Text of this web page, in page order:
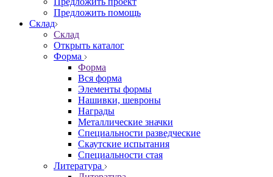
Предложить помощь
Склад
Склад
Открыть каталог
Форма
Форма
Вся форма
Элементы формы
Нашивки, шевроны
Награды
Металлические значки
Специальности разведческие
Скаутские испытания
Специальности стая
Литература